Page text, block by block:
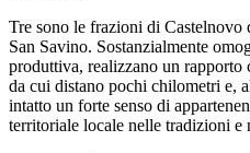
Tre sono le frazioni di
San Savino. Sostanzialmente
produttiva, realizzano un rapporto
da cui distano pochi chilometri e,
intatto un forte senso di
territoriale locale nelle tradizioni e